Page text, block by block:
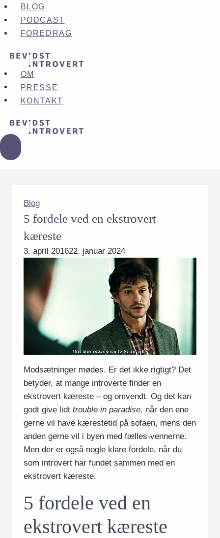
Fortsæt
til
indhold
BLOG
PODCAST
FOREDRAG
OM
PRESSE
KONTAKT
Blog
5 fordele ved en ekstrovert
kæreste
3. april 201622. januar 2024
Modsætninger mødes. Er det ikke rigtigt? Det
betyder, at mange introverte finder en
ekstrovert kæreste – og omvendt. Og det kan
godt give lidt trouble in paradise, når den ene
gerne vil have kærestetid på sofaen, mens den
anden gerne vil i byen med fælles-vennerne.
Men der er også nogle klare fordele, når du
som introvert har fundet sammen med en
ekstrovert kæreste.
5 fordele ved en
ekstrovert kæreste